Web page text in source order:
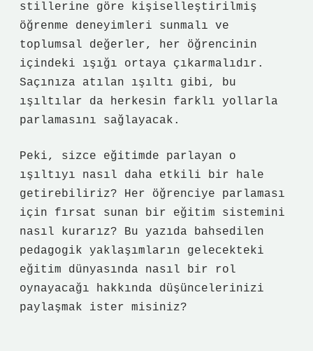
stillerine göre kişiselleştirilmiş
öğrenme deneyimleri sunmalı ve
toplumsal değerler, her öğrencinin
içindeki ışığı ortaya çıkarmalıdır.
Saçınıza atılan ışıltı gibi, bu
ışıltılar da herkesin farklı yollarla
parlamasını sağlayacak.
Peki, sizce eğitimde parlayan o
ışıltıyı nasıl daha etkili bir hale
getirebiliriz? Her öğrenciye parlaması
için fırsat sunan bir eğitim sistemini
nasıl kurarız? Bu yazıda bahsedilen
pedagogik yaklaşımların gelecekteki
eğitim dünyasında nasıl bir rol
oynayacağı hakkında düşüncelerinizi
paylaşmak ister misiniz?